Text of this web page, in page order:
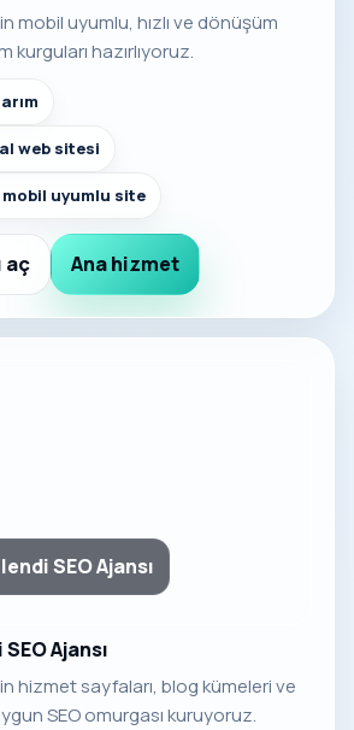
mobil uyumlu, hızlı ve dönüşüm
kurguları hazırlıyoruz.
web sitesi
uyumlu site
aç Ana hizmet
SEO Ajansı
Ajansı
hizmet sayfaları, blog kümeleri ve
SEO omurgası kuruyoruz.